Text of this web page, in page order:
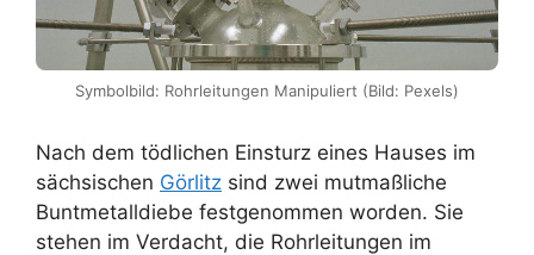
Symbolbild: Rohrleitungen Manipuliert (Bild: Pexels)
Nach dem tödlichen Einsturz eines Hauses im
sächsischen Görlitz sind zwei mutmaßliche
Buntmetalldiebe festgenommen worden. Sie
stehen im Verdacht, die Rohrleitungen im